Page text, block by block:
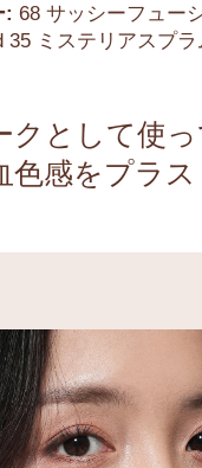
: 68 サッシーフュー
35 ミステリアスプラ
クとして使
色感をプラス